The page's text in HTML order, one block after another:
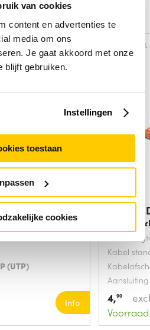
van cookies
content en advertenties te
media om ons
Je gaat akkoord met onze
blijft gebruiken.
Instellingen
toestaan
cookies
(UTP)
Info
Vergelijk
Digitus
Kabel
4,90
Voorraad